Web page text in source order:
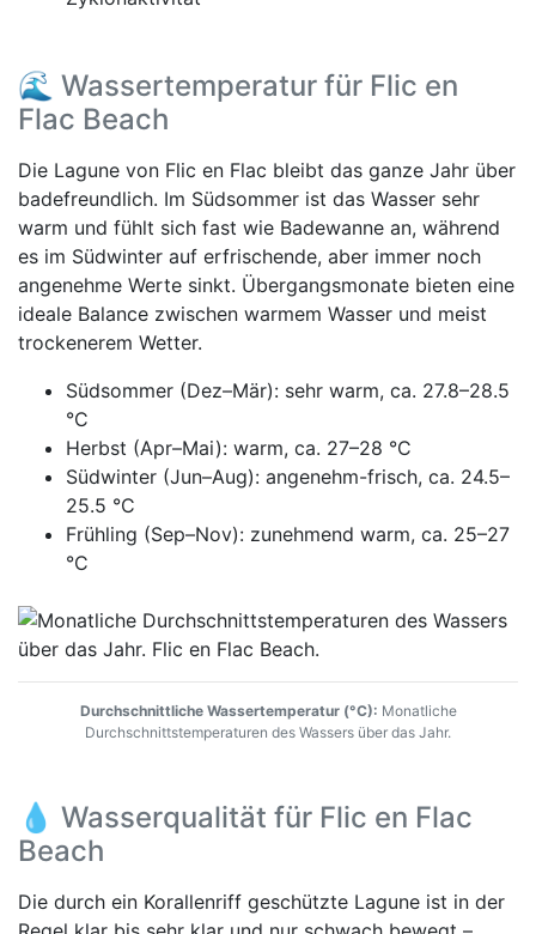
🌊 Wassertemperatur für Flic en
Flac Beach
Die Lagune von Flic en Flac bleibt das ganze Jahr über
badefreundlich. Im Südsommer ist das Wasser sehr
warm und fühlt sich fast wie Badewanne an, während
es im Südwinter auf erfrischende, aber immer noch
angenehme Werte sinkt. Übergangsmonate bieten eine
ideale Balance zwischen warmem Wasser und meist
trockenerem Wetter.
Südsommer (Dez–Mär): sehr warm, ca. 27.8–28.5
°C
Herbst (Apr–Mai): warm, ca. 27–28 °C
Südwinter (Jun–Aug): angenehm-frisch, ca. 24.5–
25.5 °C
Frühling (Sep–Nov): zunehmend warm, ca. 25–27
°C
Durchschnittliche Wassertemperatur (°C): Monatliche
Durchschnittstemperaturen des Wassers über das Jahr.
💧 Wasserqualität für Flic en Flac
Beach
Die durch ein Korallenriff geschützte Lagune ist in der